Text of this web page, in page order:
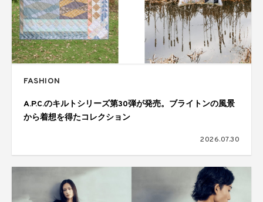
FASHION
A.P.C.のキルトシリーズ第30弾が発売。ブライトンの風景
から着想を得たコレクション
2026.07.30